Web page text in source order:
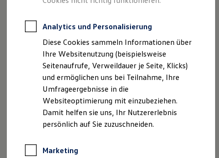
Kleinwagen-Leasing
Autokredit mit Schlussrate
Versicherungen und Garantien
Kfz-Versicherung
Restschuldversicherungen
Garantien
Wartungsverträge
Geschäftskunden
Professional Class bei Volkswagen
Großkunden
Behörden
Direktkunden
Sonderfahrzeuge
Elektromobilität
Elektroautos
, 1 von 2 , 2 von 2
Allradantrieb
1
ans Ziel – mit zwei Elektromotoren, die
Analytics und Personalisierung
Diese Cookies sammeln Informationen über
Ihre Websitenutzung (beispielsweise
Seitenaufrufe, Verweildauer je Seite, Klicks)
und ermöglichen uns bei Teilnahme, Ihre
Umfrageergebnisse in die
Websiteoptimierung mit einzubeziehen.
Damit helfen sie uns, Ihr Nutzererlebnis
persönlich auf Sie zuzuschneiden.
Marketing